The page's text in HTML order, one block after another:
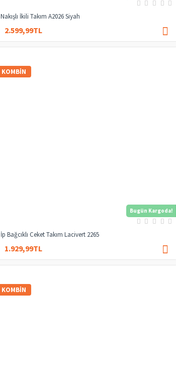
Nakışlı İkili Takım A2026 Siyah
2.599,99TL
Bugün Kargoda!
KOMBIN
İp Bağcıklı Ceket Takım Lacivert 2265
1.929,99TL
KOMBIN